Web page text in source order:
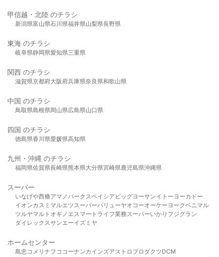
甲信越・北陸 のチラシ
新潟県富山県石川県福井県山梨県長野県
東海 のチラシ
岐阜県静岡県愛知県三重県
関西 のチラシ
滋賀県京都府大阪府兵庫県奈良県和歌山県
中国 のチラシ
鳥取県島根県岡山県広島県山口県
四国 のチラシ
徳島県香川県愛媛県高知県
九州・沖縄 のチラシ
福岡県佐賀県長崎県熊本県大分県宮崎県鹿児島県沖縄県
スーパー
いなげや西條アマノパークスベイシア ビッグヨーサンイトーヨーカドー
イオンカスミ マルエツスーパーバリューヤオコーオーケー ヨークベニマル
ツルヤマルト オギノ エスマート ライフ業務スーパーいかり フジグラン
ダイレックスサンエーイズミヤ
ホームセンター
島忠 コメリ ナフコ コーナンカインズアストロプロダクツDCM